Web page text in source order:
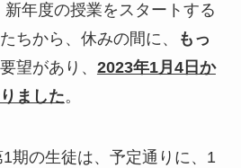
年度の授業をスタートする
ちから、休みの間に、
もっ
望があり、 2023年1月4日か
ました。
期の生徒は、予定通りに、1